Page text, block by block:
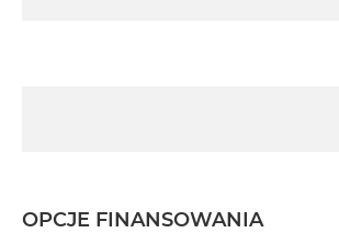
OPCJE FINANSOWANIA